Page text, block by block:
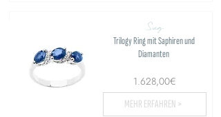
Sieg
Trilogy Ring mit Saphiren und
Diamanten
1.628,00€
MEHR ERFAHREN >